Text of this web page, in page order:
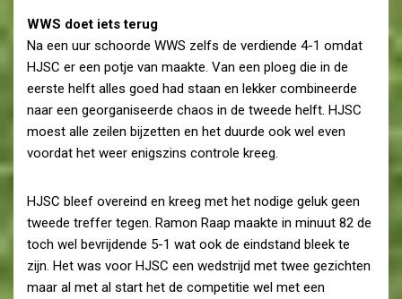
WWS doet iets terug
Na een uur schoorde WWS zelfs de verdiende 4-1 omdat
HJSC er een potje van maakte. Van een ploeg die in de
eerste helft alles goed had staan en lekker combineerde
naar een georganiseerde chaos in de tweede helft. HJSC
moest alle zeilen bijzetten en het duurde ook wel even
voordat het weer enigszins controle kreeg.
HJSC bleef overeind en kreeg met het nodige geluk geen
tweede treffer tegen. Ramon Raap maakte in minuut 82 de
toch wel bevrijdende 5-1 wat ook de eindstand bleek te
zijn. Het was voor HJSC een wedstrijd met twee gezichten
maar al met al start het de competitie wel met een